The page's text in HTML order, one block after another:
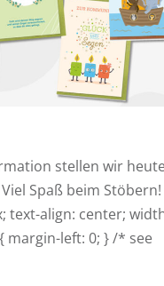
stellen wir
Spaß beim Stöbern!
text-align: center;
margin-left: 0; } /* see